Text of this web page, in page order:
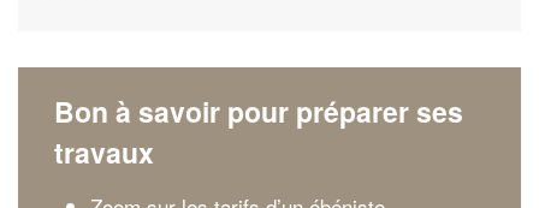
Bon à savoir pour préparer ses
travaux